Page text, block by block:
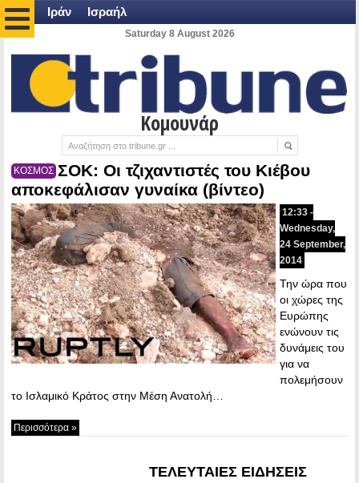
Ιράν Ισραήλ
Saturday 8 August 2026
Κομουνάρ
ΚΟΣΜΟΣ ΣΟΚ: Οι τζιχαντιστές του Κιέβου
αποκεφάλισαν γυναίκα (βίντεο)
12:33 -
Wednesday,
24 September,
2014
Την ώρα που
οι χώρες της
Ευρώπης
ενώνουν τις
δυνάμεις του
για να
πολεμήσουν
το Ισλαμικό Κράτος στην Μέση Ανατολή…
Περισσότερα »
ΤΕΛΕΥΤΑΙΕΣ ΕΙΔΗΣΕΙΣ